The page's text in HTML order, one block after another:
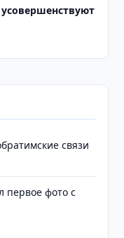
связи
первое фото с